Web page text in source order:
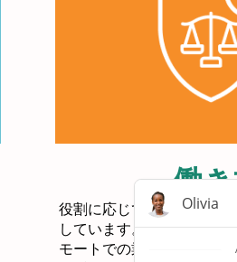
働
役割に応じて、従業員に
しています。チームとの
モートでの業務、またはそ